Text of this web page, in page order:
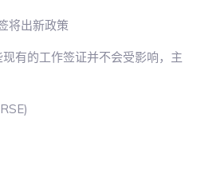
有的工作签证并不会受影响，主